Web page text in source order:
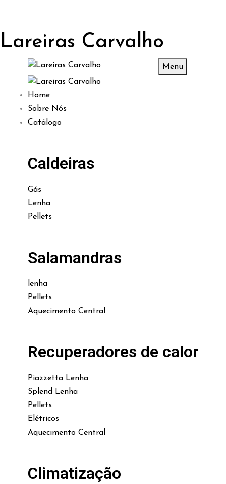
Lareiras Carvalho
Menu
Home
Sobre Nós
Catálogo
Caldeiras
Gás
Lenha
Pellets
Salamandras
lenha
Pellets
Aquecimento Central
Recuperadores de calor
Piazzetta Lenha
Splend Lenha
Pellets
Elétricos
Aquecimento Central
Climatização